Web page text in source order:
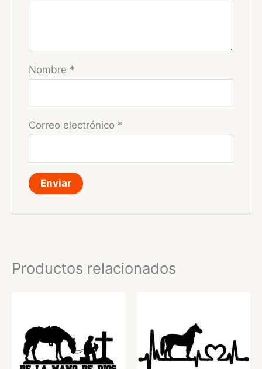
Nombre *
Correo electrónico *
Productos relacionados